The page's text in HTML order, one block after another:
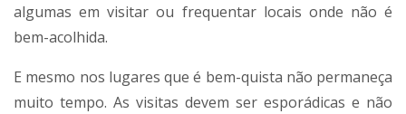
algumas em visitar ou frequentar locais onde não é
bem-acolhida.
E mesmo nos lugares que é bem-quista não permaneça
muito tempo. As visitas devem ser esporádicas e não